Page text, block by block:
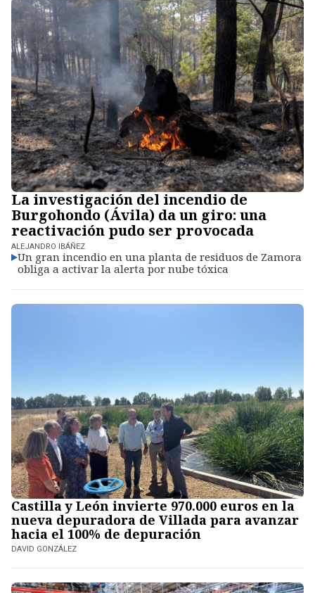
La investigación del incendio de
Burgohondo (Ávila) da un giro: una
reactivación pudo ser provocada
ALEJANDRO IBÁÑEZ
Un gran incendio en una planta de residuos de Zamora
obliga a activar la alerta por nube tóxica
Castilla y León invierte 970.000 euros en la
nueva depuradora de Villada para avanzar
hacia el 100% de depuración
DAVID GONZÁLEZ